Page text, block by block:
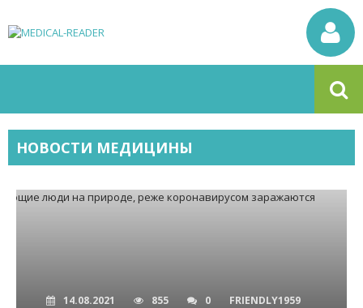
НОВОСТИ МЕДИЦИНЫ
14.08.2021 855 0 FRIENDLY1959